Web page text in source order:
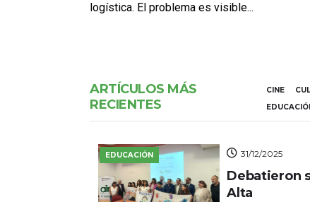
logística. El problema es visible...
ARTÍCULOS MÁS
RECIENTES
CINE
EDUCACIÓN 31/12/2025
Debatieron
Alta